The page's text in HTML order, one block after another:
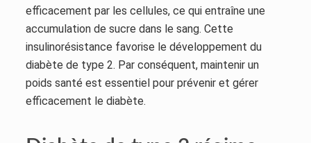
efficacement par les cellules, ce qui entraîne une
accumulation de sucre dans le sang. Cette
insulinorésistance favorise le développement du
diabète de type 2. Par conséquent, maintenir un
poids santé est essentiel pour prévenir et gérer
efficacement le diabète.